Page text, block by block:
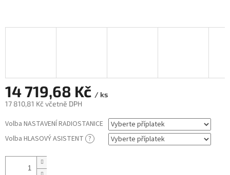
14 719,68 Kč / ks
17 810,81 Kč včetně DPH
cena:
Volba NASTAVENÍ RADIOSTANICE
Volba HLASOVÝ ASISTENT ?